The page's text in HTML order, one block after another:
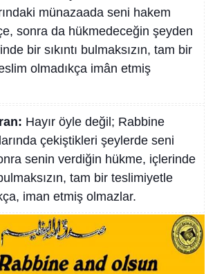
münazaada seni hakem
sonra da hükmedeceğin şeyden
bir sıkıntı bulmaksızın, tam bir
olmadıkça imân etmiş
Hayır öyle değil; Rabbine
çekiştikleri şeylerde seni
senin verdiğin hükme, içlerinde
tam bir teslimiyetle
iman etmiş olmazlar.